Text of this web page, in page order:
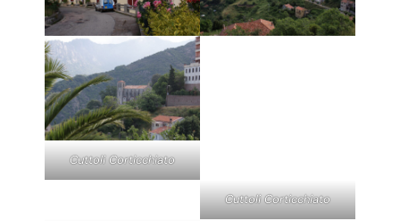
Cuttoli Corticchiato
Cuttoli Corticchiato